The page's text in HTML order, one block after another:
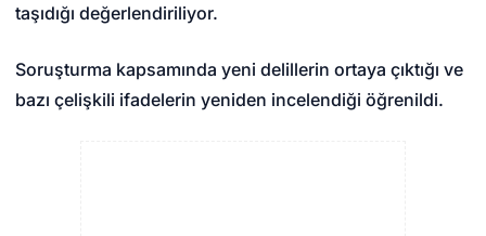
taşıdığı değerlendiriliyor.
Soruşturma kapsamında yeni delillerin ortaya çıktığı ve
bazı çelişkili ifadelerin yeniden incelendiği öğrenildi.